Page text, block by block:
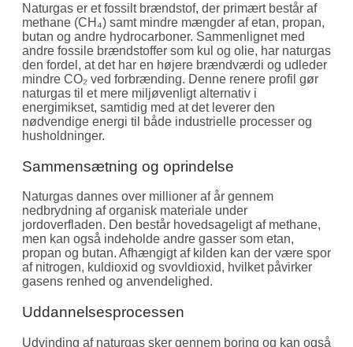
Naturgas er et fossilt brændstof, der primært består af
methane (CH₄) samt mindre mængder af etan, propan,
butan og andre hydrocarboner. Sammenlignet med
andre fossile brændstoffer som kul og olie, har naturgas
den fordel, at det har en højere brændværdi og udleder
mindre CO₂ ved forbrænding. Denne renere profil gør
naturgas til et mere miljøvenligt alternativ i
energimikset, samtidig med at det leverer den
nødvendige energi til både industrielle processer og
husholdninger.
Sammensætning og oprindelse
Naturgas dannes over millioner af år gennem
nedbrydning af organisk materiale under
jordoverfladen. Den består hovedsageligt af methane,
men kan også indeholde andre gasser som etan,
propan og butan. Afhængigt af kilden kan der være spor
af nitrogen, kuldioxid og svovldioxid, hvilket påvirker
gasens renhed og anvendelighed.
Uddannelsesprocessen
Udvinding af naturgas sker gennem boring og kan også